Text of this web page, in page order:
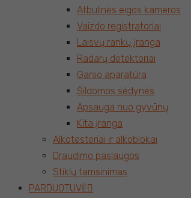
Atbulinės eigos kameros
Vaizdo registratoriai
Laisvų rankų įranga
Radarų detektoriai
Garso aparatūra
Šildomos sėdynės
Apsauga nuo gyvūnų
Kita įranga
Alkotesteriai ir alkoblokai
Draudimo paslaugos
Stiklų tamsinimas
PARDUOTUVĖ